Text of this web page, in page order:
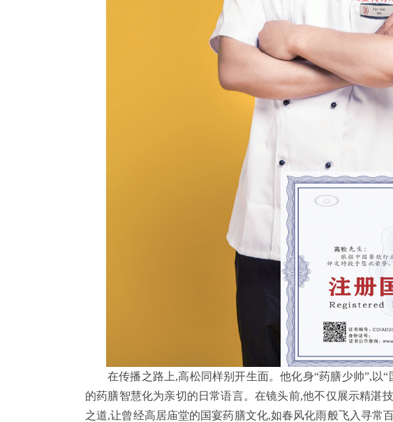
在传播之路上,高松同样别开生面。他化身“药膳少帅”,以
的药膳智慧化为亲切的日常语言。在镜头前,他不仅展示精湛
之道,让曾经高居庙堂的国宴药膳文化,如春风化雨般飞入寻常